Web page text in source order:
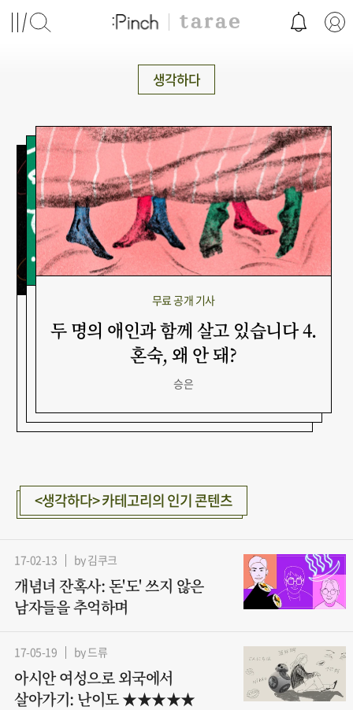
생각하다
무료 공개 기사
두 명의 애인과 함께 살고 있습니다 4.
혼숙, 왜 안 돼?
승은
무료 공개 기사
두 명의 애인과 함께 살고 있습니다 3.
무지개 반지를 내밀던 날
승은
무료 공개 기사
두 명의 애인과 살고 있습니다 2. 어둠
속에서 춤을 출래
<생각하다> 카테고리의 인기 콘텐츠
17-02-13 by 김쿠크
개념녀 잔혹사: 돈'도' 쓰지 않은
남자들을 추억하며
17-05-19 by 드류
아시안 여성으로 외국에서
살아가기: 난이도 ★★★★★